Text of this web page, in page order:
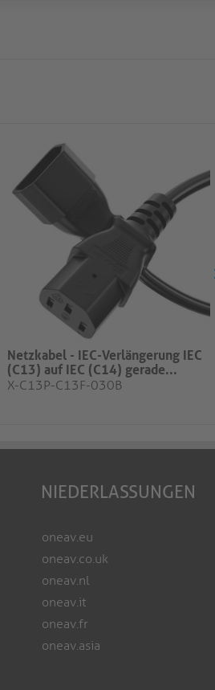
Netzkabel - IEC-Verlängerung IEC
(C13) auf IEC (C14) gerade...
X-C13P-C13F-030B
NIEDERLASSUNGEN
oneav.eu
oneav.co.uk
oneav.nl
oneav.it
oneav.fr
oneav.asia